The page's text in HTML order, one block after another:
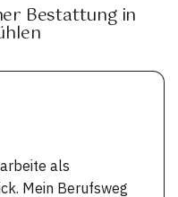
Bestattung in
als
Mein Berufsweg